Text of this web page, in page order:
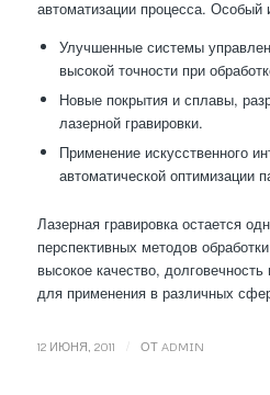
автоматизации процесса. Особый
Улучшенные системы
высокой точности при
Новые покрытия и сплавы,
лазерной гравировки.
Применение искусственного
автоматической оптимизации
Лазерная гравировка остается
перспективных методов
высокое качество,
для применения в различных
12 ИЮНЯ, 2011 ОТ ADMIN